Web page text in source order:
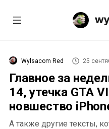
Wylsacom Red 25
Главное за
14, утечка GTA
новшество
А также другие тексты,